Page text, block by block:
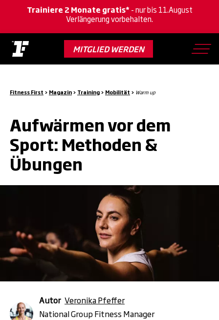
Skip
main
content
MITGLIED WERDEN
Trainiere 2 Monate gratis* - nur bis 11.August
Verlängerung vorbehalten.
Fitness First > Magazin > Training > Mobilität > Warm up
Aufwärmen vor dem
Sport: Methoden &
Übungen
Autor Veronika Pfeffer
National Group Fitness Manager